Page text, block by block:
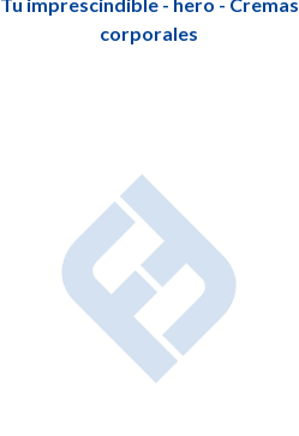
Tu imprescindible - hero - Cremas
corporales